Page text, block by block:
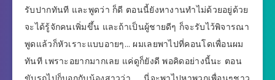
รับปากทันที และพูดว่า ก็ดี ตอนนี้ยังหางานทำไม่ด้วยอยู่ด้วย
จะได้รู้จักคนเพิ่มขึ้น และถ้าเป็นผู้ชายดีๆ ก็จะรับไว้พิจารณา
พูดแล้วก็หัวเราะแบบอายๆ… ผมเลยพาไปที่คอนโดเพื่อนผม
ทันที เพราะอยากมากเลย แค่ดูก็ยังดี พอคิดอย่างนี้นะ ตอน